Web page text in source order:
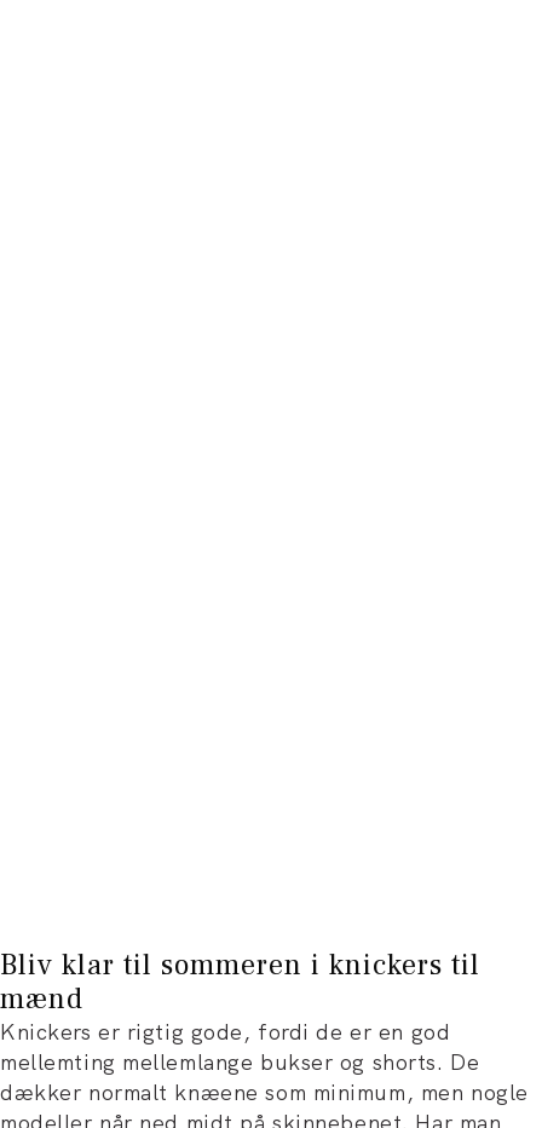
Bliv klar til sommeren i knickers til
mænd
Knickers er rigtig gode, fordi de er en god
mellemting mellemlange bukser og shorts. De
dækker normalt knæene som minimum, men nogle